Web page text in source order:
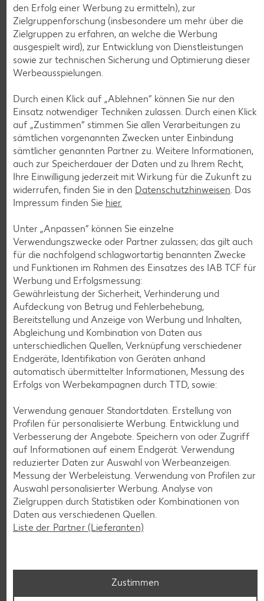
ROYAL ORANGE
-56%
0.69
1.59
Weitere Angebote anzeigen
Tiefkühlkost
Gültig vom 06.08. bis 12.08.
KNÜLLER
.
je 6 - 12 St. = 398 - 560-ml-Packg.
(1 l = 5.34 - 7.52)
nur
2.99
K-CLASSIC
Maxx XXL
je 8 St. = 800-ml-Großpackg.
(1 l = 3.74)
nur
2.99
Weitere Angebote anzeigen
den Erfolg einer Werbung zu ermitteln), zur
Zielgruppenforschung (insbesondere um mehr über die
Zielgruppen zu erfahren, an welche die Werbung
ausgespielt wird), zur Entwicklung von Dienstleistungen
sowie zur technischen Sicherung und Optimierung dieser
Werbeausspielungen.
Durch einen Klick auf „Ablehnen“ können Sie nur den
Einsatz notwendiger Techniken zulassen. Durch einen Klick
auf „Zustimmen“ stimmen Sie allen Verarbeitungen zu
sämtlichen vorgenannten Zwecken unter Einbindung
sämtlicher genannten Partner zu. Weitere Informationen,
auch zur Speicherdauer der Daten und zu Ihrem Recht,
Ihre Einwilligung jederzeit mit Wirkung für die Zukunft zu
widerrufen, finden Sie in den Datenschutzhinweisen. Das
Impressum finden Sie hier.
Unter „Anpassen“ können Sie einzelne
Verwendungszwecke oder Partner zulassen; das gilt auch
für die nachfolgend schlagwortartig benannten Zwecke
und Funktionen im Rahmen des Einsatzes des IAB TCF für
Werbung und Erfolgsmessung:
Gewährleistung der Sicherheit, Verhinderung und
Aufdeckung von Betrug und Fehlerbehebung,
Bereitstellung und Anzeige von Werbung und Inhalten,
Abgleichung und Kombination von Daten aus
unterschiedlichen Quellen, Verknüpfung verschiedener
Endgeräte, Identifikation von Geräten anhand
automatisch übermittelter Informationen, Messung des
Erfolgs von Werbekampagnen durch TTD, sowie:
Verwendung genauer Standortdaten. Erstellung von
Profilen für personalisierte Werbung. Entwicklung und
Verbesserung der Angebote. Speichern von oder Zugriff
auf Informationen auf einem Endgerät. Verwendung
reduzierter Daten zur Auswahl von Werbeanzeigen.
Messung der Werbeleistung. Verwendung von Profilen zur
Auswahl personalisierter Werbung. Analyse von
Zielgruppen durch Statistiken oder Kombinationen von
Daten aus verschiedenen Quellen.
Liste der Partner (Lieferanten)
Zustimmen